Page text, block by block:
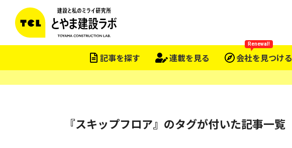
記事を探す 連載を見る 会社を見つける
Renewal!
『スキップフロア』のタグが付いた記事一覧